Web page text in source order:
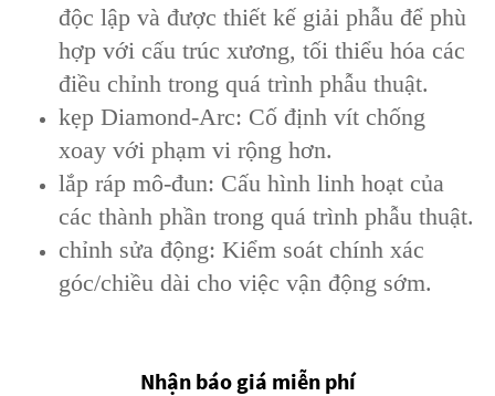
độc lập và được thiết kế giải phẫu để phù
hợp với cấu trúc xương, tối thiểu hóa các
điều chỉnh trong quá trình phẫu thuật.
kẹp Diamond-Arc: Cố định vít chống
xoay với phạm vi rộng hơn.
lắp ráp mô-đun: Cấu hình linh hoạt của
các thành phần trong quá trình phẫu thuật.
chỉnh sửa động: Kiểm soát chính xác
góc/chiều dài cho việc vận động sớm.
Nhận báo giá miễn phí